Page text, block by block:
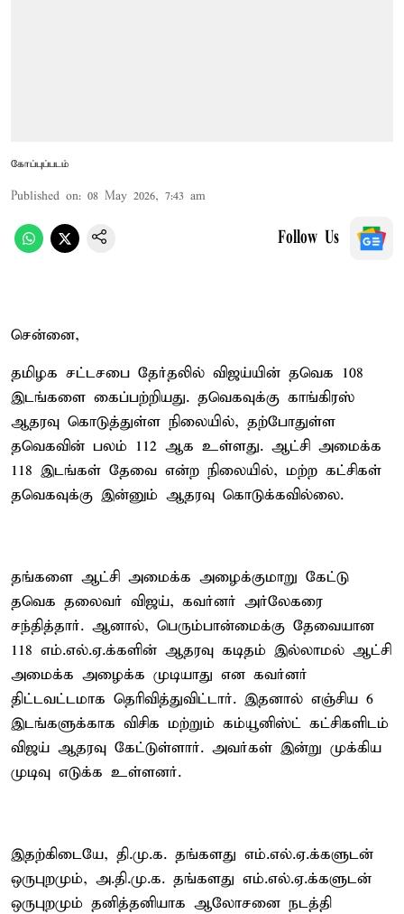
கோப்புப்படம்
Published on: 08 May 2026, 7:43 am
Follow Us
சென்னை,
தமிழக சட்டசபை தேர்தலில் விஜய்யின் தவெக 108
இடங்களை கைப்பற்றியது. தவெகவுக்கு காங்கிரஸ்
ஆதரவு கொடுத்துள்ள நிலையில், தற்போதுள்ள
தவெகவின் பலம் 112 ஆக உள்ளது. ஆட்சி அமைக்க
118 இடங்கள் தேவை என்ற நிலையில், மற்ற கட்சிகள்
தவெகவுக்கு இன்னும் ஆதரவு கொடுக்கவில்லை.
தங்களை ஆட்சி அமைக்க அழைக்குமாறு கேட்டு
தவெக தலைவர் விஜய், கவர்னர் அர்லேகரை
சந்தித்தார். ஆனால், பெரும்பான்மைக்கு தேவையான
118 எம்.எல்.ஏ.க்களின் ஆதரவு கடிதம் இல்லாமல் ஆட்சி
அமைக்க அழைக்க முடியாது என கவர்னர்
திட்டவட்டமாக தெரிவித்துவிட்டார். இதனால் எஞ்சிய 6
இடங்களுக்காக விசிக மற்றும் கம்யூனிஸ்ட் கட்சிகளிடம்
விஜய் ஆதரவு கேட்டுள்ளார். அவர்கள் இன்று முக்கிய
முடிவு எடுக்க உள்ளனர்.
இதற்கிடையே, தி.மு.க. தங்களது எம்.எல்.ஏ.க்களுடன்
ஒருபுறமும், அ.தி.மு.க. தங்களது எம்.எல்.ஏ.க்களுடன்
ஒருபுறமும் தனித்தனியாக ஆலோசனை நடத்தி